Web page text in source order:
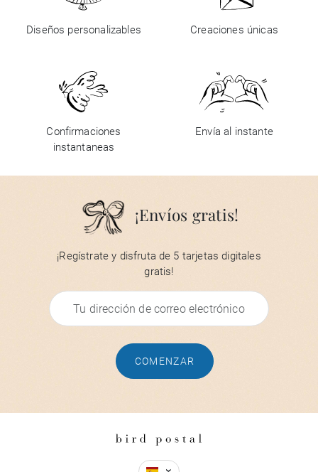
Diseños personalizables Creaciones únicas
Confirmaciones
instantaneas
Envía al instante
¡Envíos gratis!
¡Regístrate y disfruta de 5 tarjetas digitales
gratis!
COMENZAR